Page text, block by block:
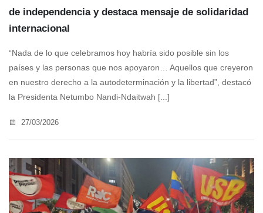
de independencia y destaca mensaje de solidaridad
internacional
“Nada de lo que celebramos hoy habría sido posible sin los
países y las personas que nos apoyaron… Aquellos que creyeron
en nuestro derecho a la autodeterminación y la libertad”, destacó
la Presidenta Netumbo Nandi-Ndaitwah [...]
27/03/2026